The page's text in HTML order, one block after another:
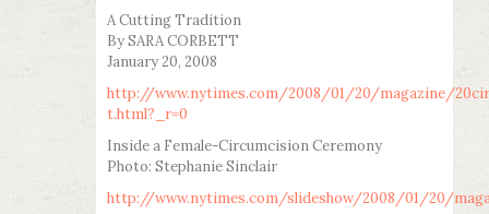
A Cutting Tradition
By SARA CORBETT
January 20, 2008
http://www.nytimes.com/2008/01/20/magazine/
t.html?_r=0
Inside a Female-Circumcision Ceremony
Photo: Stephanie Sinclair
http://www.nytimes.com/slideshow/2008/01/20/